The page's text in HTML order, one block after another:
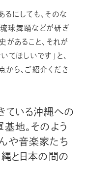
にしても、そのな
球舞踊などが研ぎ
があること、それが
てほしいです」と、
ら、ご紹介くださ
ている沖縄への
地。そのよう
や音楽家たち
と日本の間の